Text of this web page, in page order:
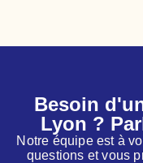
Besoin
Lyon ?
Notre équipe est à
questions et vous